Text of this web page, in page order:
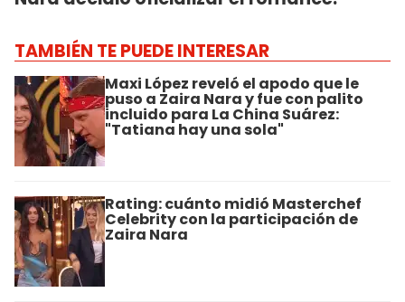
TAMBIÉN TE PUEDE INTERESAR
Maxi López reveló el apodo que le
puso a Zaira Nara y fue con palito
incluido para La China Suárez:
"Tatiana hay una sola"
Rating: cuánto midió Masterchef
Celebrity con la participación de
Zaira Nara